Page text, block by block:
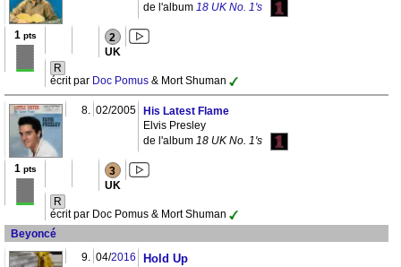
de l'album 18 UK No. 1's
1 pts 2
UK
R
écrit par Doc Pomus & Mort Shuman
8. 02/2005
His Latest Flame
Elvis Presley
de l'album 18 UK No. 1's
1 pts 3
UK
R
écrit par Doc Pomus & Mort Shuman
Beyoncé
9. 04/2016
Hold Up